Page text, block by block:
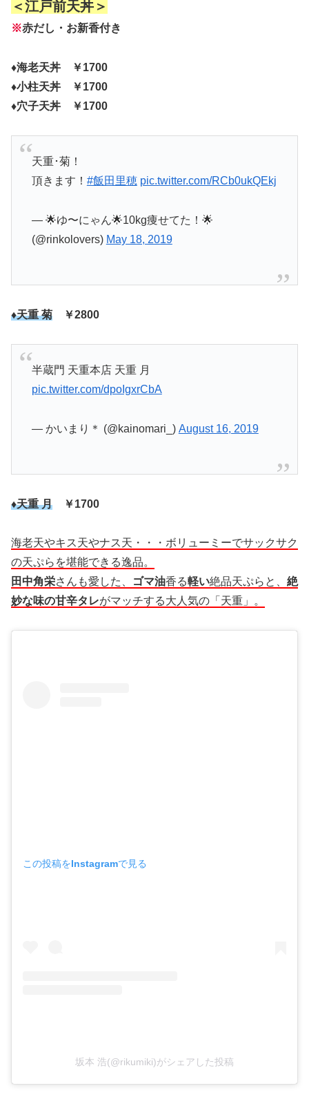
＜江戸前天丼＞
※赤だし・お新香付き
♦海老天丼 ￥1700
♦小柱天丼 ￥1700
♦穴子天丼 ￥1700
天重･菊！
頂きます！ #飯田里穂 pic.twitter.com/RCb0ukQEkj
— 🌟ゆ〜にゃん🌟10kg痩せてた！🌟
(@rinkolovers) May 18, 2019
♦天重 菊 ￥2800
半蔵門 天重本店 天重 月
pic.twitter.com/dpoIgxrCbA
— かいまり＊ (@kainomari_) August 16, 2019
♦天重 月 ￥1700
海老天やキス天やナス天・・・ボリューミーでサックサク
の天ぷらを堪能できる逸品。
田中角栄さんも愛した、 ゴマ油香る軽い絶品天ぷらと、 絶
妙な味の甘辛タレがマッチする大人気の「天重」。
この投稿をInstagramで見る
坂本 浩(@rikumiki)がシェアした投稿